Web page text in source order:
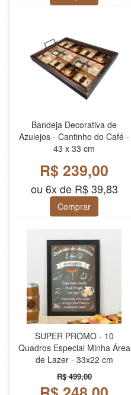
Bandeja Decorativa de
Azulejos - Cantinho do Café -
43 x 33 cm
R$ 239,00
ou 6x de R$ 39,83
Comprar
SUPER PROMO - 10
Quadros Especial Minha Área
de Lazer - 33x22 cm
R$ 499,00